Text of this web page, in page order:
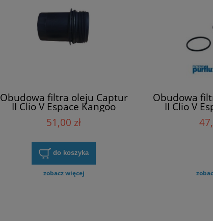
Obudowa filtra oleju Captur
II Clio V Espace Kangoo
Master Talisman Trafic
Meilleur 152378668R
51,00 zł
do koszyka
zobacz więcej
Obudowa
II Clio V
Master